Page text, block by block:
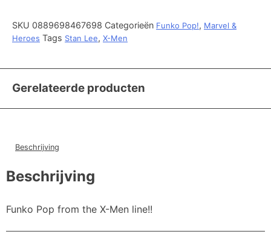
SKU 0889698467698 Categorieën Funko Pop!, Marvel &
Heroes Tags Stan Lee, X-Men
Gerelateerde producten
Beschrijving
Beschrijving
Funko Pop from the X-Men line!!